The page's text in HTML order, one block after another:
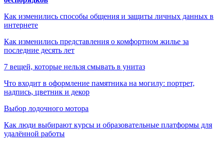
Как изменились способы общения и защиты личных данных в
интернете
Как изменились представления о комфортном жилье за
последние десять лет
7 вещей, которые нельзя смывать в унитаз
Что входит в оформление памятника на могилу: портрет,
надпись, цветник и декор
Выбор лодочного мотора
Как люди выбирают курсы и образовательные платформы для
удалённой работы